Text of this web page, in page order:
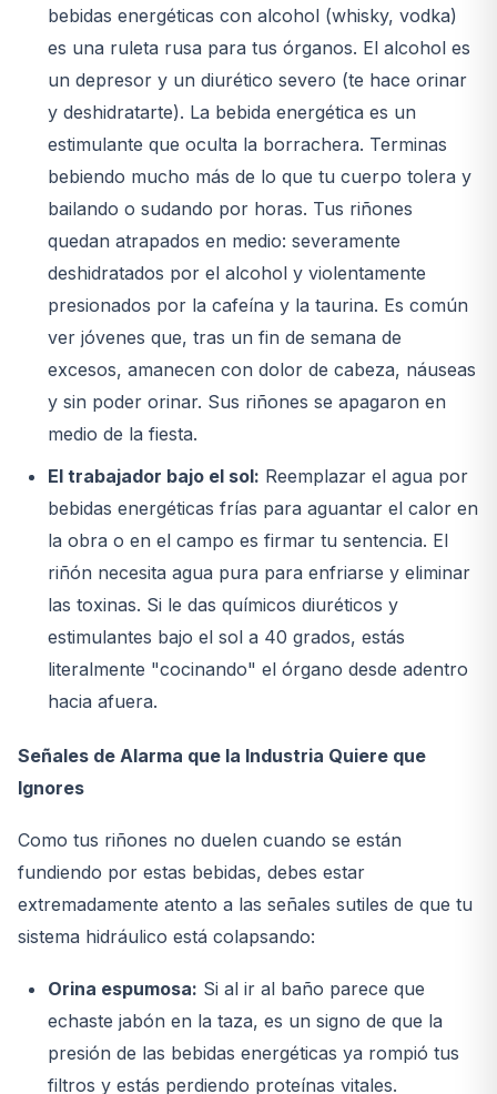
bebidas energéticas con alcohol (whisky, vodka)
es una ruleta rusa para tus órganos. El alcohol es
un depresor y un diurético severo (te hace orinar
y deshidratarte). La bebida energética es un
estimulante que oculta la borrachera. Terminas
bebiendo mucho más de lo que tu cuerpo tolera y
bailando o sudando por horas. Tus riñones
quedan atrapados en medio: severamente
deshidratados por el alcohol y violentamente
presionados por la cafeína y la taurina. Es común
ver jóvenes que, tras un fin de semana de
excesos, amanecen con dolor de cabeza, náuseas
y sin poder orinar. Sus riñones se apagaron en
medio de la fiesta.
El trabajador bajo el sol: Reemplazar el agua por
bebidas energéticas frías para aguantar el calor en
la obra o en el campo es firmar tu sentencia. El
riñón necesita agua pura para enfriarse y eliminar
las toxinas. Si le das químicos diuréticos y
estimulantes bajo el sol a 40 grados, estás
literalmente "cocinando" el órgano desde adentro
hacia afuera.
Señales de Alarma que la Industria Quiere que
Ignores
Como tus riñones no duelen cuando se están
fundiendo por estas bebidas, debes estar
extremadamente atento a las señales sutiles de que tu
sistema hidráulico está colapsando:
Orina espumosa: Si al ir al baño parece que
echaste jabón en la taza, es un signo de que la
presión de las bebidas energéticas ya rompió tus
filtros y estás perdiendo proteínas vitales.